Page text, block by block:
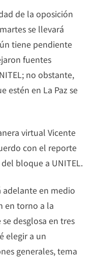
de la oposición
se llevará
tiene pendiente
fuentes
no obstante,
estén en La Paz se
virtual Vicente
con el reporte
bloque a UNITEL.
adelante en medio
en torno a la
desglosa en tres
elegir a un
generales, tema